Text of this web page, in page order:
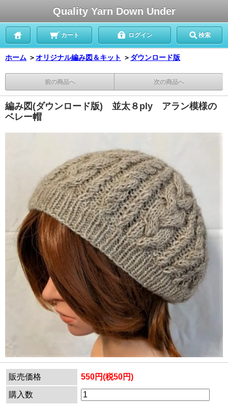
Quality Yarn Down Under
カート ログイン 検索
ホーム ＞オリジナル編み図＆キット ＞ ダウンロード版
前の商品へ 次の商品へ
編み図(ダウンロード版) 並太８ply アラン模様の
ベレー帽
販売価格 550円(税50円)
購入数